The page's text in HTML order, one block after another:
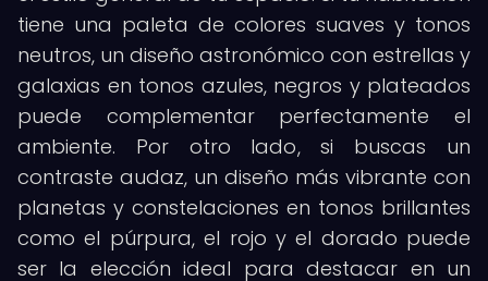
tiene una paleta de colores suaves y tonos
neutros, un diseño astronómico con estrellas y
galaxias en tonos azules, negros y plateados
puede complementar perfectamente el
ambiente. Por otro lado, si buscas un
contraste audaz, un diseño más vibrante con
planetas y constelaciones en tonos brillantes
como el púrpura, el rojo y el dorado puede
ser la elección ideal para destacar en un